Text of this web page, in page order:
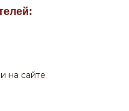
на сайте